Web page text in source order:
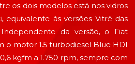
os dois modelos está nos vidros
equivalente às versões Vitré das
Independente da versão, o Fiat
o motor 1.5 turbodiesel Blue HDI
kgfm a 1.750 rpm, sempre com